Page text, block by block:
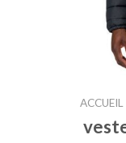
ACCUEIL